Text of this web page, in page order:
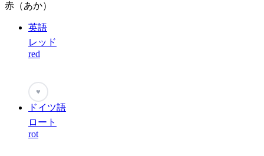
赤（あか）
英語
レッド
red
♥
ドイツ語
ロート
rot